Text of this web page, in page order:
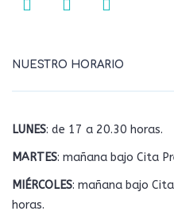
NUESTRO HORARIO
LUNES: de 17 a 20.30 horas.
MARTES: mañana bajo Cita
MIÉRCOLES: mañana bajo
horas.